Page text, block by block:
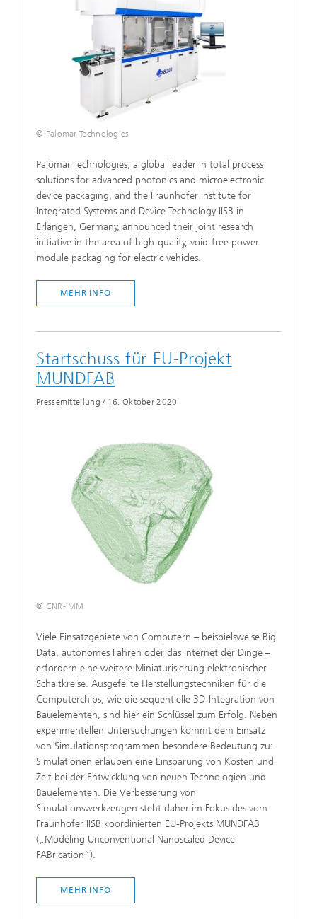
© Palomar Technologies
Palomar Technologies, a global leader in total process
solutions for advanced photonics and microelectronic
device packaging, and the Fraunhofer Institute for
Integrated Systems and Device Technology IISB in
Erlangen, Germany, announced their joint research
initiative in the area of high-quality, void-free power
module packaging for electric vehicles.
MEHR INFO
Startschuss für EU-Projekt
MUNDFAB
Pressemitteilung / 16. Oktober 2020
© CNR-IMM
Viele Einsatzgebiete von Computern – beispielsweise Big
Data, autonomes Fahren oder das Internet der Dinge –
erfordern eine weitere Miniaturisierung elektronischer
Schaltkreise. Ausgefeilte Herstellungstechniken für die
Computerchips, wie die sequentielle 3D-Integration von
Bauelementen, sind hier ein Schlüssel zum Erfolg. Neben
experimentellen Untersuchungen kommt dem Einsatz
von Simulationsprogrammen besondere Bedeutung zu:
Simulationen erlauben eine Einsparung von Kosten und
Zeit bei der Entwicklung von neuen Technologien und
Bauelementen. Die Verbesserung von
Simulationswerkzeugen steht daher im Fokus des vom
Fraunhofer IISB koordinierten EU-Projekts MUNDFAB
(„Modeling Unconventional Nanoscaled Device
FABrication“).
MEHR INFO